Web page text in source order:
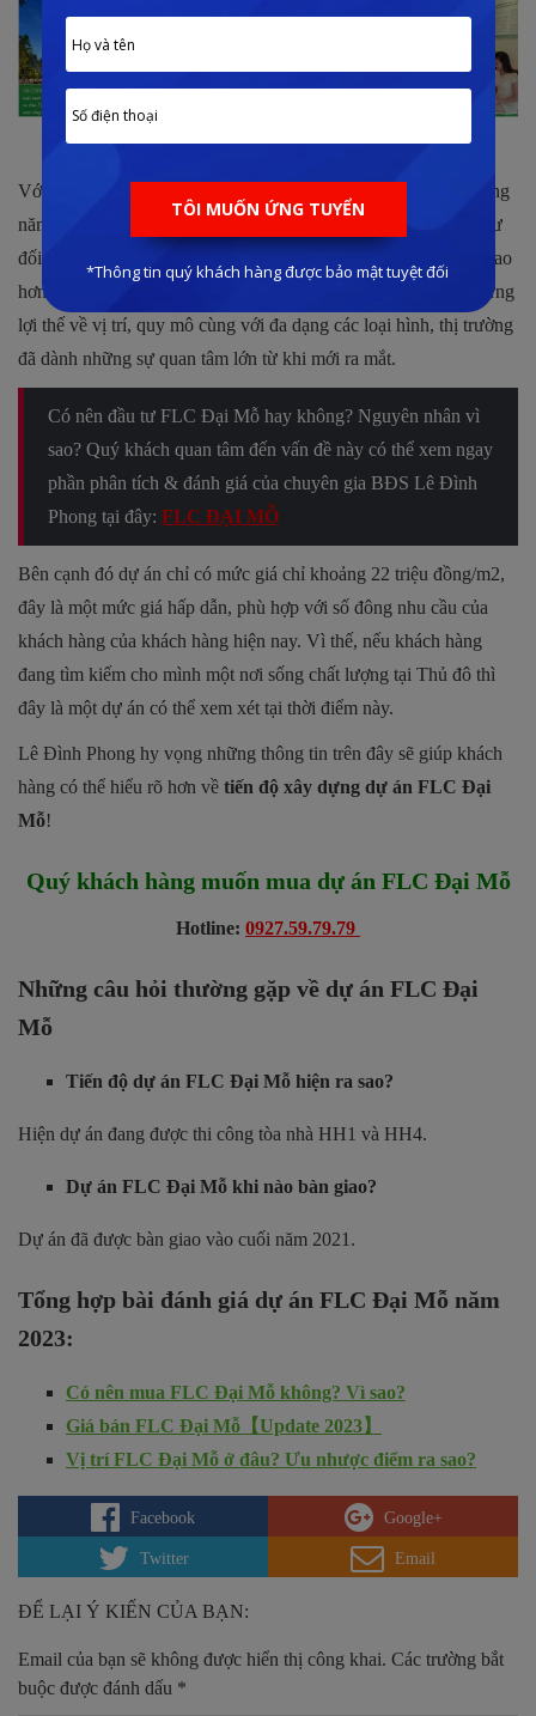
Tiện ích chung cư FLC Đại Mỗ
Với sự nóng lên của thị trường bất động sản
trong những
năm hiện nay, nhu cầu của khách hàng cũng như các nhà đầu tư
đối với các sản phẩm căn hộ chung cư cũng đang dần trở nên cao
hơn. Và đối với một dự án như FLC Đại Mỗ, sở hữu được những
lợi thế về vị trí, quy mô cùng với đa dạng các loại hình, thị trường
đã dành những sự quan tâm lớn từ khi mới ra mắt.
Có nên đầu tư FLC Đại Mỗ hay không? Nguyên nhân vì
sao? Quý khách quan tâm đến vấn đề này có thể xem ngay
phần phân tích & đánh giá của chuyên gia BĐS Lê Đình
Phong tại đây: FLC ĐẠI MỖ
Bên cạnh đó dự án chỉ có mức giá chỉ khoảng 22 triệu đồng/m2,
đây là một mức giá hấp dẫn, phù hợp với số đông nhu cầu của
khách hàng của khách hàng hiện nay. Vì thế, nếu khách hàng
đang tìm kiếm cho mình một nơi sống chất lượng tại Thủ đô thì
đây là một dự án có thể xem xét tại thời điểm này.
Lê Đình Phong hy vọng những thông tin trên đây sẽ giúp khách
hàng có thể hiểu rõ hơn về tiến độ xây dựng dự án FLC Đại
Mỗ!
Quý khách hàng muốn mua dự án FLC Đại Mỗ
Hotline: 0927.59.79.79
Những câu hỏi thường gặp về dự án FLC Đại
Mỗ
Tiến độ dự án FLC Đại Mỗ hiện ra sao?
Hiện dự án đang được thi công tòa nhà HH1 và HH4.
Dự án FLC Đại Mỗ khi nào bàn giao?
Dự án đã được bàn giao vào cuối năm 2021.
Tổng hợp bài đánh giá dự án FLC Đại Mỗ năm
2023:
Có nên mua FLC Đại Mỗ không? Vì sao?
Giá bán FLC Đại Mỗ【Update 2023】
Vị trí FLC Đại Mỗ ở đâu? Ưu nhược điểm ra sao?
Facebook Google+
Twitter Email
ĐỂ LẠI Ý KIẾN CỦA BẠN:
Email của bạn sẽ không được hiển thị công khai. Các trường bắt
buộc được đánh dấu *